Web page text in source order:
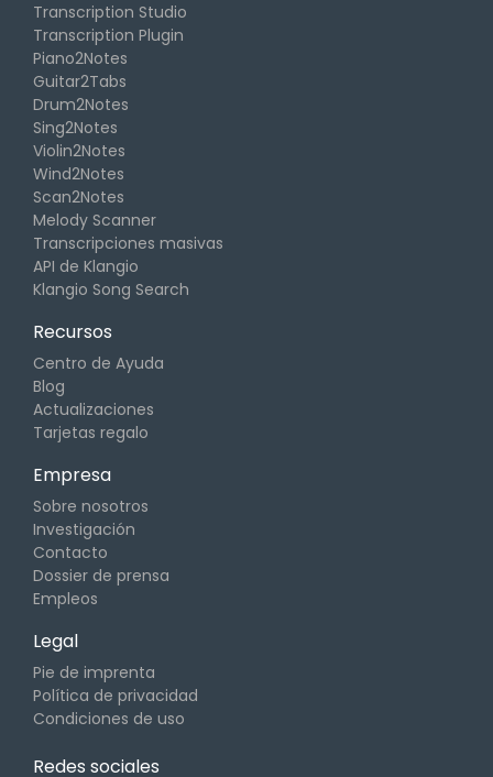
Transcription Studio
Transcription Plugin
Piano2Notes
Guitar2Tabs
Drum2Notes
Sing2Notes
Violin2Notes
Wind2Notes
Scan2Notes
Melody Scanner
Transcripciones masivas
API de Klangio
Klangio Song Search
Recursos
Centro de Ayuda
Blog
Actualizaciones
Tarjetas regalo
Empresa
Sobre nosotros
Investigación
Contacto
Dossier de prensa
Empleos
Legal
Pie de imprenta
Política de privacidad
Condiciones de uso
Redes sociales